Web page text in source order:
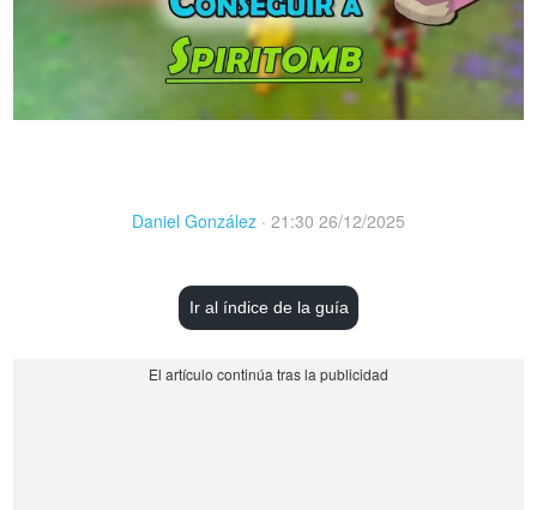
Daniel González · 21:30 26/12/2025
Ir al índice de la guía